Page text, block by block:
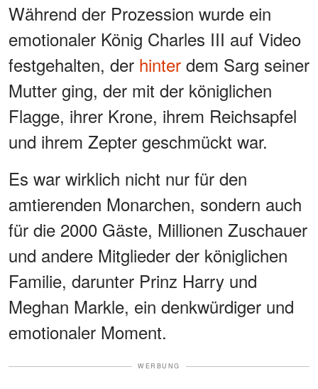
Während der Prozession wurde ein
emotionaler König Charles III auf Video
festgehalten, der hinter dem Sarg seiner
Mutter ging, der mit der königlichen
Flagge, ihrer Krone, ihrem Reichsapfel
und ihrem Zepter geschmückt war.
Es war wirklich nicht nur für den
amtierenden Monarchen, sondern auch
für die 2000 Gäste, Millionen Zuschauer
und andere Mitglieder der königlichen
Familie, darunter Prinz Harry und
Meghan Markle, ein denkwürdiger und
emotionaler Moment.
WERBUNG